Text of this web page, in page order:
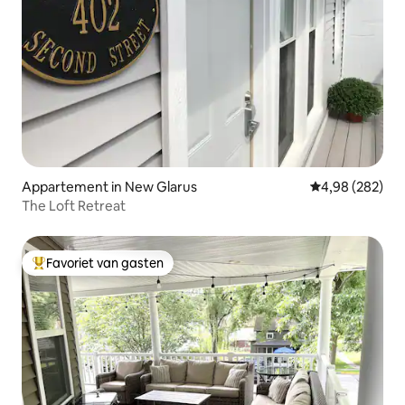
Appartement in New Glarus Gemiddelde
4,98 (282)
The Loft Retreat
Topfavoriet van gasten
Favoriet van gasten